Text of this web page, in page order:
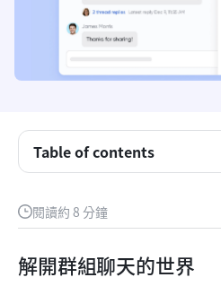
閱讀約 8 分鐘
解開群組聊天的世界
Table of contents
群組聊天在專業環境中的力量
探索 Lark 群組聊天功能的優點